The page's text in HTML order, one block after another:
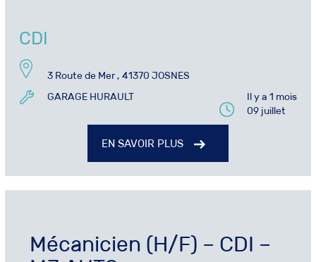
CDI
3 Route de Mer , 41370 JOSNES
GARAGE HURAULT
Il y a 1 mois
09 juillet
EN SAVOIR PLUS
Mécanicien (H/F) – CDI –